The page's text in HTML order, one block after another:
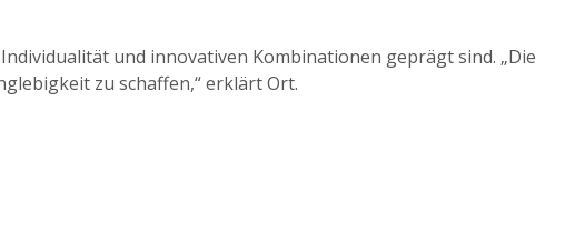
und innovativen Kombinationen geprägt sind. „Die
zu schaffen,“ erklärt Ort.